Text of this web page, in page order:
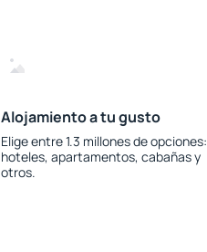
Alojamiento a tu gusto
Elige entre 1.3 millones de opciones:
hoteles, apartamentos, cabañas y
otros.